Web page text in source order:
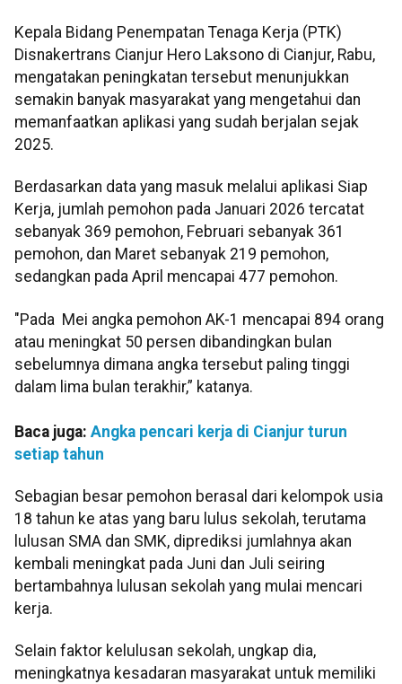
Kepala Bidang Penempatan Tenaga Kerja (PTK)
Disnakertrans Cianjur Hero Laksono di Cianjur, Rabu,
mengatakan peningkatan tersebut menunjukkan
semakin banyak masyarakat yang mengetahui dan
memanfaatkan aplikasi yang sudah berjalan sejak
2025.
Berdasarkan data yang masuk melalui aplikasi Siap
Kerja, jumlah pemohon pada Januari 2026 tercatat
sebanyak 369 pemohon, Februari sebanyak 361
pemohon, dan Maret sebanyak 219 pemohon,
sedangkan pada April mencapai 477 pemohon.
"Pada Mei angka pemohon AK-1 mencapai 894 orang
atau meningkat 50 persen dibandingkan bulan
sebelumnya dimana angka tersebut paling tinggi
dalam lima bulan terakhir,” katanya.
Baca juga: Angka pencari kerja di Cianjur turun
setiap tahun
Sebagian besar pemohon berasal dari kelompok usia
18 tahun ke atas yang baru lulus sekolah, terutama
lulusan SMA dan SMK, diprediksi jumlahnya akan
kembali meningkat pada Juni dan Juli seiring
bertambahnya lulusan sekolah yang mulai mencari
kerja.
Selain faktor kelulusan sekolah, ungkap dia,
meningkatnya kesadaran masyarakat untuk memiliki